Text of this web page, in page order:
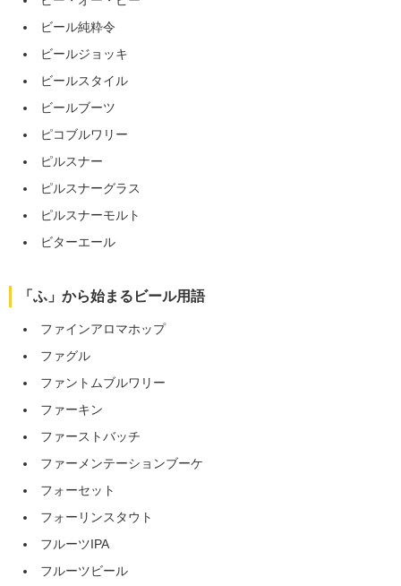
ビール純粋令
ビールジョッキ
ビールスタイル
ビールブーツ
ピコブルワリー
ピルスナー
ピルスナーグラス
ピルスナーモルト
ビターエール
「ふ」から始まるビール用語
ファインアロマホップ
ファグル
ファントムブルワリー
ファーキン
ファーストバッチ
ファーメンテーションブーケ
フォーセット
フォーリンスタウト
フルーツIPA
フルーツビール